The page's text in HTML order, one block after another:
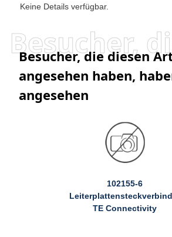
Keine Details verfügbar.
Besucher, die diesen
angesehen haben,
angesehen
102155-6
TE Connectivity